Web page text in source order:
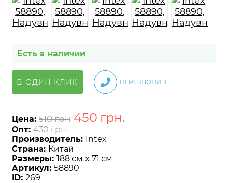
Есть в наличии
В ОДИН КЛИК ПЕРЕЗВОНИТЕ
Цена: 510 грн 450 грн.
Опт: 430 грн.
Производитель: Intex
Страна: Китай
Размеры: 188 см x 71 см
Артикул: 58890
ID: 269